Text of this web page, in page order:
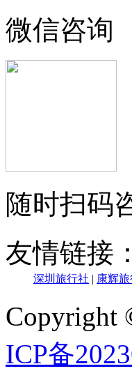
微信咨询
随时扫码
友情链接：
深圳旅行社 | 康辉
Copyright
ICP备